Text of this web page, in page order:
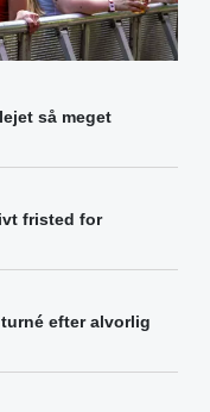
så meget
fristed for
efter alvorlig